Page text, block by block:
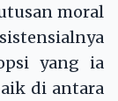
moral
yang ia
di antara